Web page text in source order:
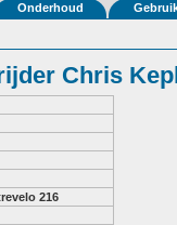
Onderhoud
Chris
216